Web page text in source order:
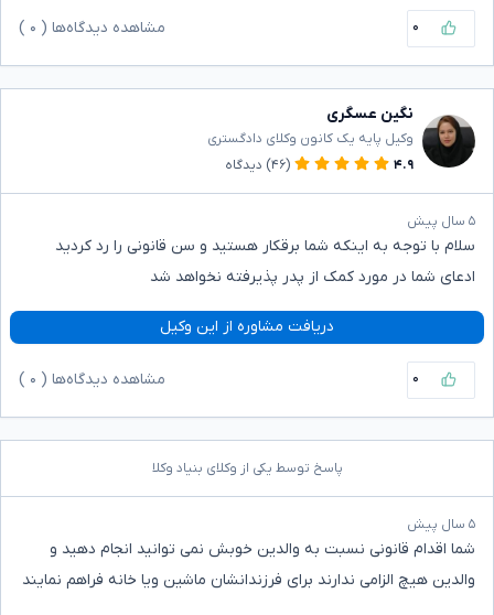
۰ مشاهده دیدگاه‌ها ( ۰
نگین عسگری
وکیل پایه یک کانون وکلای دادگستری
۴.۹
(۴۶) دیدگاه
۵ سال پیش
سلام با توجه به اینکه شما برقکار هستید و سن قانونی را رد کردید
ادعای شما در مورد کمک از پدر پذیرفته نخواهد شد
دریافت مشاوره از این وکیل
۰ مشاهده دیدگاه‌ها ( ۰
پاسخ توسط یکی از وکلای بنیاد وکلا
۵ سال پیش
شما اقدام قانونی نسبت به والدین خوبش نمی توانید انجام دهید و
والدین هیچ الزامی ندارند برای فرزندانشان ماشین ویا خانه فراهم نمایند